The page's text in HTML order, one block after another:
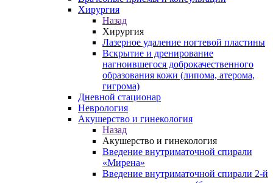
Хирургия
Назад
Хирургия
Лазерное удаление ногтевой пластины
Вскрытие и дренирование
нагноившегося доброкачественного
образования кожи (липома, атерома,
гигрома)
Дневной стационар
Неврология
Акушерство и гинекология
Назад
Акушерство и гинекология
Введение внутриматочной спирали
«Мирена»
Введение внутриматочной спирали 2-й